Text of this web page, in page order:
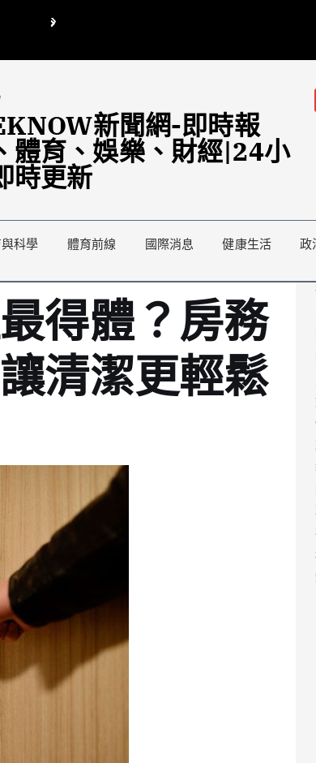
曉玲喊刪陸委會1295萬媒宣費惹議 梁文傑回「只能靠嘴巴」
新聞網-即時報
體育、娛樂、財經|24小
時更新
科學 體育前線 國際消息 健康生活 政
得體？房務
清潔更輕鬆